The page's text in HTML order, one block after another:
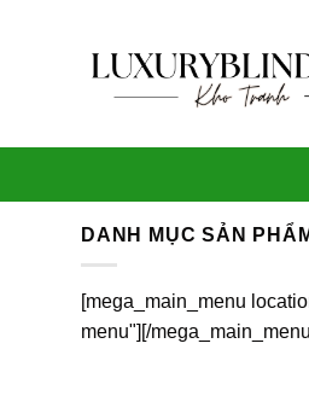
DANH MỤC SẢN
[mega_main_menu
menu"][/